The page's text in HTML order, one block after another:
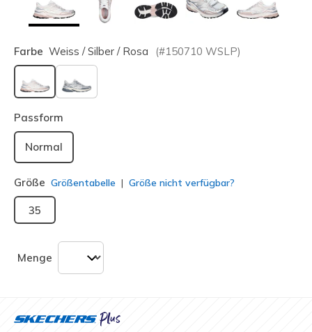
Farbe Weiss / Silber / Rosa (#150710 WSLP)
ausgewählt
Passform
Normal
Größe Größentabelle Größe nicht verfügbar?
35
Menge